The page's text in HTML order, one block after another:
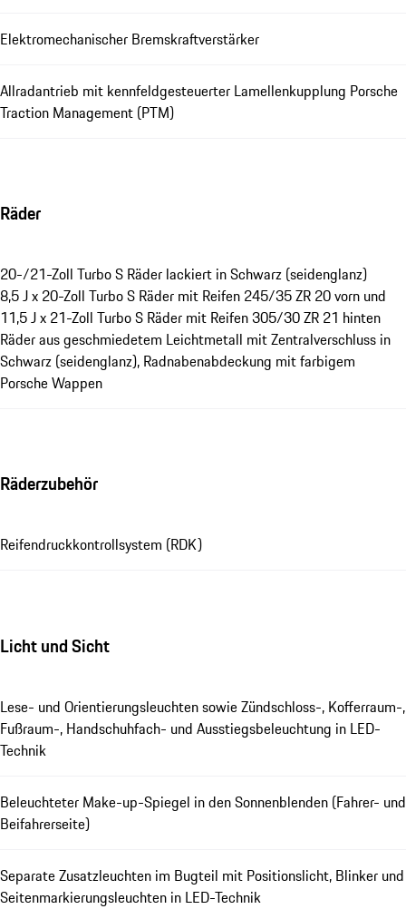
Elektromechanischer Bremskraftverstärker
Allradantrieb mit kennfeldgesteuerter Lamellenkupplung Porsche
Traction Management (PTM)
Räder
20-/21-Zoll Turbo S Räder lackiert in Schwarz (seidenglanz)
8,5 J x 20-Zoll Turbo S Räder mit Reifen 245/35 ZR 20 vorn und
11,5 J x 21-Zoll Turbo S Räder mit Reifen 305/30 ZR 21 hinten
Räder aus geschmiedetem Leichtmetall mit Zentralverschluss in
Schwarz (seidenglanz), Radnabenabdeckung mit farbigem
Porsche Wappen
Räderzubehör
Reifendruckkontrollsystem (RDK)
Licht und Sicht
Lese- und Orientierungsleuchten sowie Zündschloss-, Kofferraum-,
Fußraum-, Handschuhfach- und Ausstiegsbeleuchtung in LED-
Technik
Beleuchteter Make-up-Spiegel in den Sonnenblenden (Fahrer- und
Beifahrerseite)
Separate Zusatzleuchten im Bugteil mit Positionslicht, Blinker und
Seitenmarkierungsleuchten in LED-Technik